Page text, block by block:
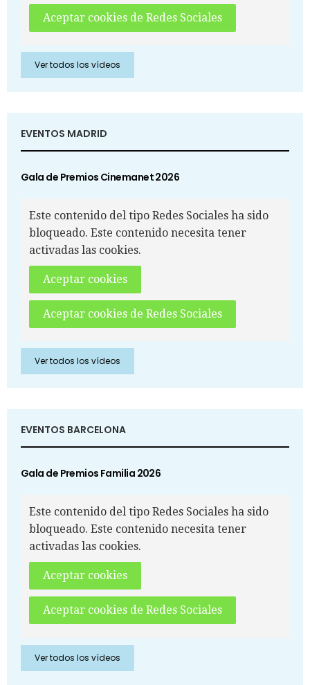
Aceptar cookies de Redes Sociales
Ver todos los vídeos
EVENTOS MADRID
Gala de Premios Cinemanet 2026
Este contenido del tipo Redes Sociales ha sido
bloqueado. Este contenido necesita tener
activadas las cookies.
Aceptar cookies
Aceptar cookies de Redes Sociales
Ver todos los vídeos
EVENTOS BARCELONA
Gala de Premios Familia 2026
Este contenido del tipo Redes Sociales ha sido
bloqueado. Este contenido necesita tener
activadas las cookies.
Aceptar cookies
Aceptar cookies de Redes Sociales
Ver todos los vídeos